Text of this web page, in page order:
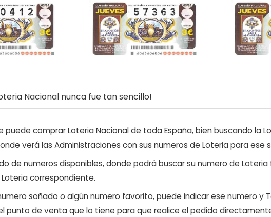
Nacional nunca fue tan sencillo!
puede comprar Loteria Nacional de toda España, bien buscando la
verá las Administraciones con sus numeros de Loteria para ese
de numeros disponibles, donde podrá buscar su numero de
correspondiente.
soñado o algún numero favorito, puede indicar ese numero y
punto de venta que lo tiene para que realice el pedido